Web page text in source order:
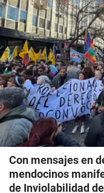
Con mensajes en
mendocinos
de Inviolabilidad